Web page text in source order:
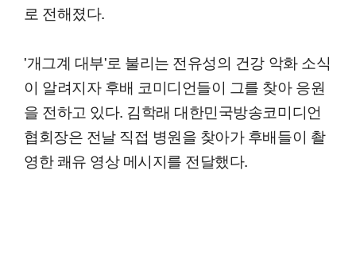
로 전해졌다.
'개그계 대부'로 불리는 전유성의 건강 악화 소식
이 알려지자 후배 코미디언들이 그를 찾아 응원
을 전하고 있다. 김학래 대한민국방송코미디언
협회장은 전날 직접 병원을 찾아가 후배들이 촬
영한 쾌유 영상 메시지를 전달했다.